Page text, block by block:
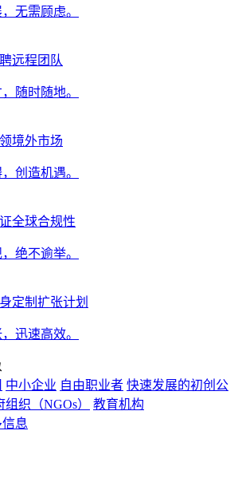
无需顾虑。
远程团队
随时随地。
境外市场
创造机遇。
全球合规性
绝不逾举。
定制扩张计划
迅速高效。
中小企业 自由职业者 快速发展的初创公
组织（NGOs）
教育机构
息